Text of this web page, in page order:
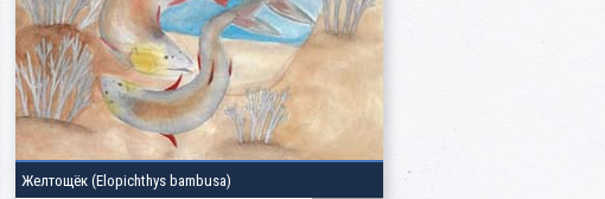
Желтощёк (Elopichthys bambusa)